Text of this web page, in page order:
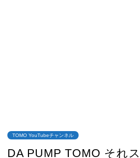
TOMO YouTubeチャンネル
DA PUMP TOMO それ